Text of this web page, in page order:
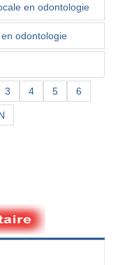
en odontologie
odontologie
3 4 5 6